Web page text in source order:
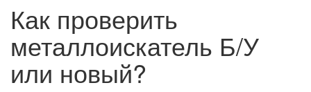
Как проверить
металлоискатель Б/У
или новый?